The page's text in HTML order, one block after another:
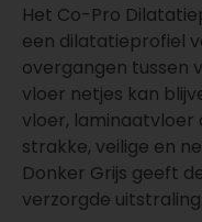
Het Co-Pro
een dilatatieprofiel
overgangen tussen
vloer netjes kan
vloer, laminaatvloer
strakke, veilige en
Donker Grijs geeft
verzorgde uitstraling.